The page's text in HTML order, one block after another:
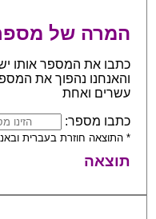
המרה של
והאנחנו נהפוך את
עשרים ואחת
כתבו מספר:
* התוצאה חוזרת בעברית
תוצאה